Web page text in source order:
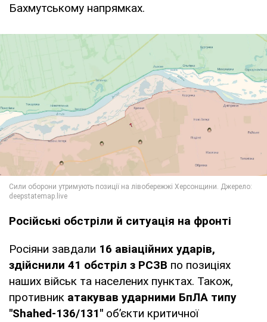
Бахмутському напрямках.
Російські обстріли й ситуація на фронті
Росіяни завдали 16 авіаційних ударів,
здійснили 41 обстріл з РСЗВ по позиціях
наших військ та населених пунктах. Також,
противник атакував ударними БпЛА типу
"Shahed-136/131" об’єкти критичної